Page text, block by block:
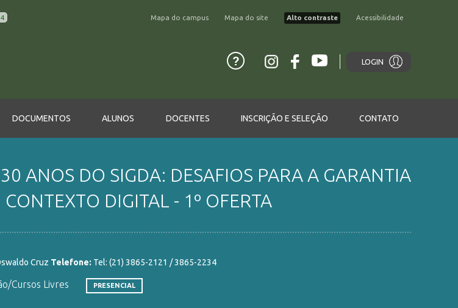
4 Mapa do campus Mapa do site Alto contraste Acessibilidade
LOGIN
DOCUMENTOS ALUNOS DOCENTES INSCRIÇÃO E SELEÇÃO CONTATO
ANOS DO SIGDA: DESAFIOS PARA A GARANTIA
DIGITAL - 1º OFERTA
Cruz Telefone: Tel: (21) 3865-2121 / 3865-2234
Cursos Livres PRESENCIAL